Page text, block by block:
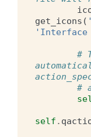
get_icons (
'Interface
#
#
self .